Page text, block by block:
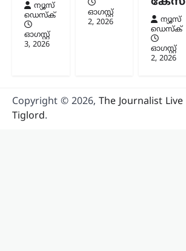
ന്യൂസ്
ഡെസ്ക്
ഓഗസ്റ്റ്‌
3, 2026
ഓഗസ്റ്റ്‌
2, 2026
ന്യൂസ്
ഡെസ്ക്
ഓഗസ്റ്റ്‌
2, 2026
Copyright © 2026, The Journalist Live
Tiglord.